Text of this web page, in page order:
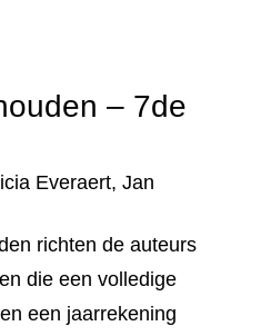
– 7de
Everaert, Jan
richten de auteurs
die een volledige
een jaarrekening